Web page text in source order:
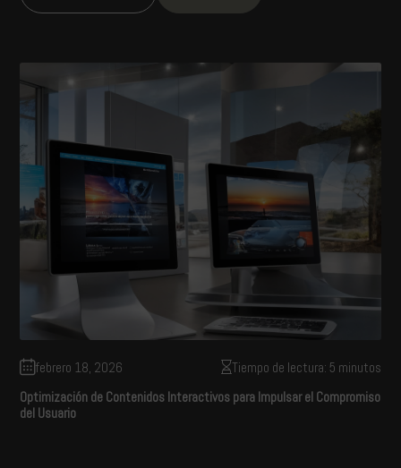
febrero 18, 2026
Tiempo de lectura: 5 minutos
Optimización de Contenidos Interactivos para Impulsar el Compromiso
del Usuario